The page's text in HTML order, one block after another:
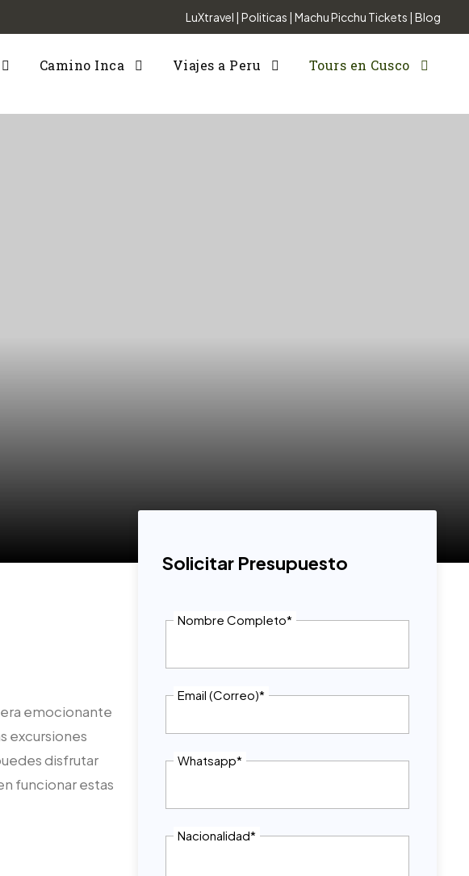
LuXtravel | Politicas | Machu Picchu Tickets | Blog
Camino Inca Viajes a Peru Tours en Cusco
Solicitar Presupuesto
Nombre Completo*
Email (Correo)*
Whatsapp*
Nacionalidad*
emocionante
excursiones
disfrutar
funcionar estas